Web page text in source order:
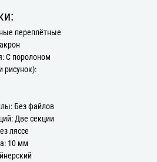
переплётные
С поролоном
рисунок):
Без файлов
Две секции
ляссе
10 мм